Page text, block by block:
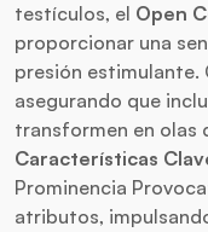
testículos, el Open
proporcionar una
presión estimulante.
asegurando que
transformen en olas
Características
Prominencia
atributos,